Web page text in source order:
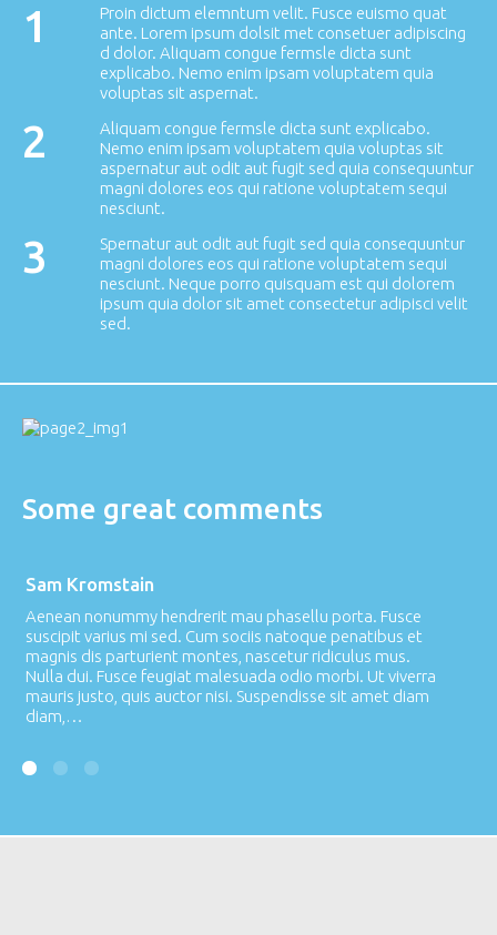
1
Proin dictum elemntum velit. Fusce euismo quat
ante. Lorem ipsum dolsit met consetuer adipiscing
d dolor. Aliquam congue fermsle dicta sunt
explicabo. Nemo enim ipsam voluptatem quia
voluptas sit aspernat.
2
Aliquam congue fermsle dicta sunt explicabo.
Nemo enim ipsam voluptatem quia voluptas sit
aspernatur aut odit aut fugit sed quia consequuntur
magni dolores eos qui ratione voluptatem sequi
nesciunt.
3
Spernatur aut odit aut fugit sed quia consequuntur
magni dolores eos qui ratione voluptatem sequi
nesciunt. Neque porro quisquam est qui dolorem
ipsum quia dolor sit amet consectetur adipisci velit
sed.
Some great comments
Sam Kromstain
Aenean nonummy hendrerit mau phasellu porta. Fusce
suscipit varius mi sed. Cum sociis natoque penatibus et
magnis dis parturient montes, nascetur ridiculus mus.
Nulla dui. Fusce feugiat malesuada odio morbi. Ut viverra
mauris justo, quis auctor nisi. Suspendisse sit amet diam
diam,…